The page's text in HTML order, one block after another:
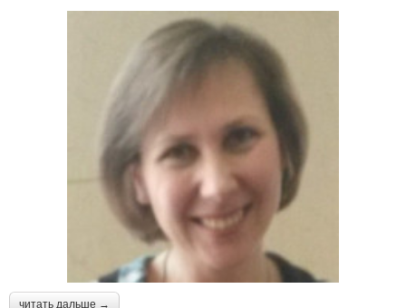
читать дальше →